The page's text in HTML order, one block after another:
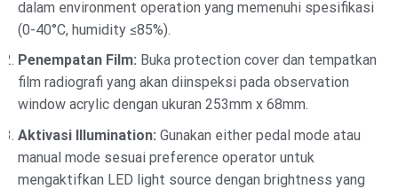
dalam environment operation yang memenuhi spesifikasi
(0-40°C, humidity ≤85%).
Penempatan Film: Buka protection cover dan tempatkan
film radiografi yang akan diinspeksi pada observation
window acrylic dengan ukuran 253mm x 68mm.
Aktivasi Illumination: Gunakan either pedal mode atau
manual mode sesuai preference operator untuk
mengaktifkan LED light source dengan brightness yang